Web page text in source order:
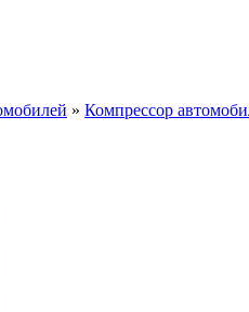
» Компрессор